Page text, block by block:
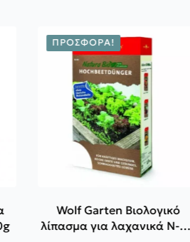
ΠΡΟΣΦΟΡΆ!
Wolf Garten Βιολογικό
λίπασμα για λαχανικά N-HB